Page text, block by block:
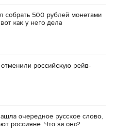
собрать 500 рублей монетами
как у него дела
российскую рейв-
очередное русское слово,
россияне. Что за оно?